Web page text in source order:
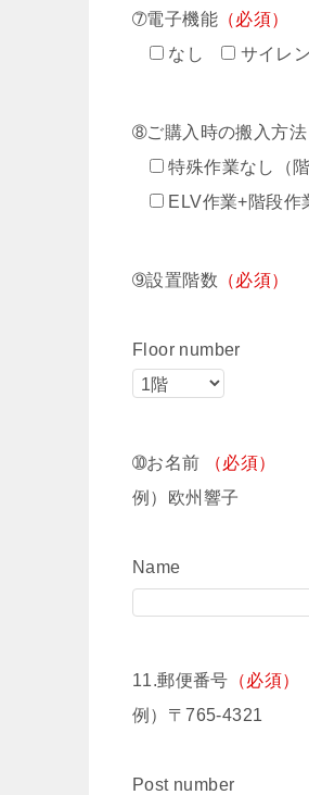
➆電子機能 （必須）
なし
サイレ
➇ご購入時の搬入方法
特殊作業なし（
ELV作業+階段作
➈設置階数 （必須）
Floor number
➉お名前
（必須）
例）欧州響子
Name
11.郵便番号 （必須）
例）〒765-4321
Post number